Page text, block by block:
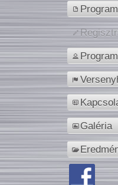
Program
Galéria